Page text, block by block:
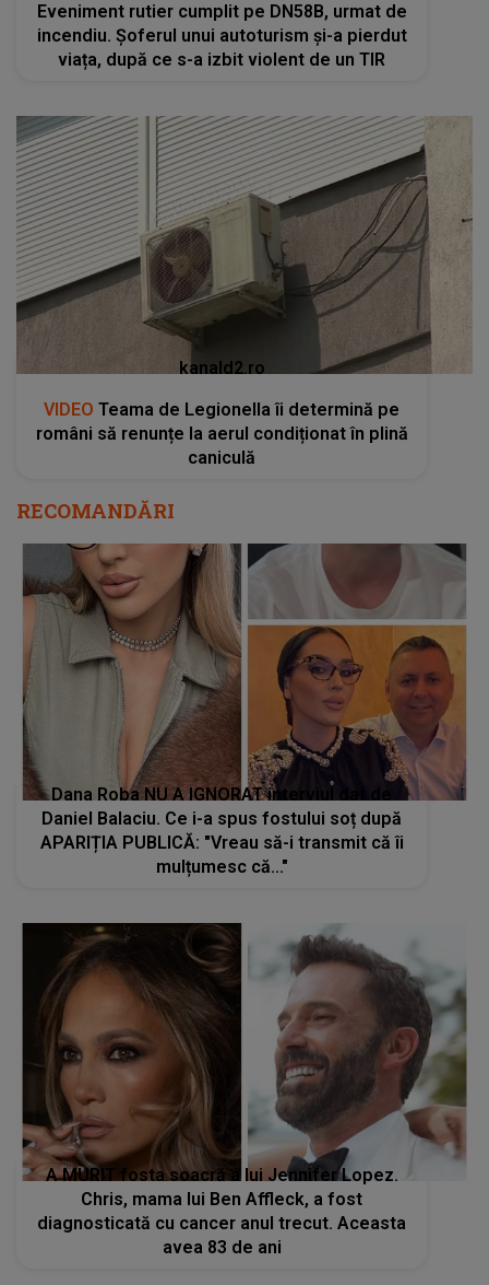
Eveniment rutier cumplit pe DN58B, urmat de
incendiu. Șoferul unui autoturism și-a pierdut
viața, după ce s-a izbit violent de un TIR
kanald2.ro
VIDEO Teama de Legionella îi determină pe
români să renunțe la aerul condiționat în plină
caniculă
RECOMANDĂRI
Dana Roba NU A IGNORAT interviul dat de
Daniel Balaciu. Ce i-a spus fostului soț după
APARIȚIA PUBLICĂ: "Vreau să-i transmit că îi
mulțumesc că..."
A MURIT fosta soacră a lui Jennifer Lopez.
Chris, mama lui Ben Affleck, a fost
diagnosticată cu cancer anul trecut. Aceasta
avea 83 de ani